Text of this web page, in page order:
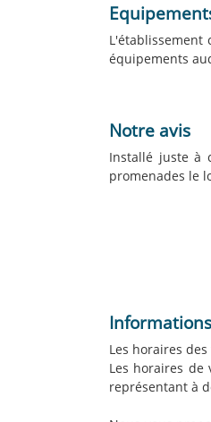
L'établissement
équipements
Notre avis
Installé juste à
promenades le
Les horaires
Les horaires
représentant à